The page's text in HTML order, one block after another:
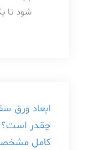
شود تا
راهبری
نوشته
ابعاد ورق
چقدر است؟
کامل